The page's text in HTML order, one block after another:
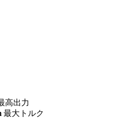
高出力
最大トルク